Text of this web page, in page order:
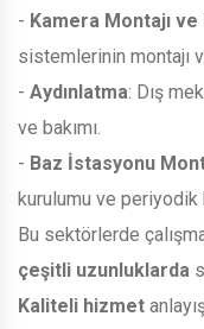
- Kamera Montajı ve
sistemlerinin montajı
- Aydınlatma: Dış
ve bakımı.
- Baz İstasyonu
kurulumu ve periyodik
Bu sektörlerde
çeşitli uzunluklarda
Kaliteli hizmet